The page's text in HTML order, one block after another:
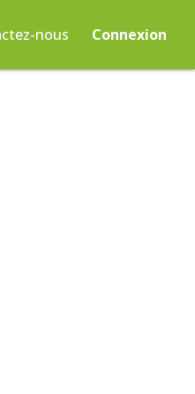
nous Connexion